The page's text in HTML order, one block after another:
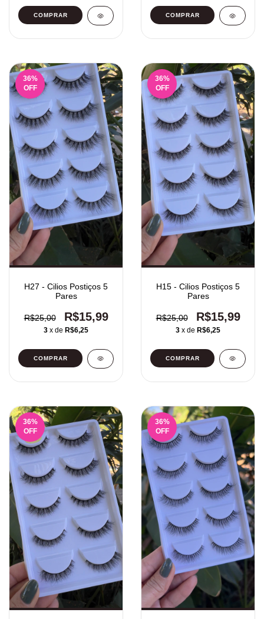
36%
OFF
H27 - Cilios Postiços 5
Pares
R$25,00 R$15,99
3 x de R$6,25
36%
OFF
H15 - Cilios Postiços 5
Pares
R$25,00 R$15,99
3 x de R$6,25
36%
OFF
36%
OFF